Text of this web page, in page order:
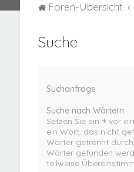
Foren-Übersicht
Suche
Suchanfrage
Suche nach Wörtern:
Setzen Sie ein +vor
ein Wort, das nicht
Wörter getrennt durch
Wörter gefunden
teilweise